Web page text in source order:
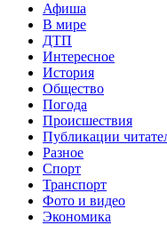
Афиша
В мире
ДТП
Интересное
История
Общество
Погода
Происшествия
Публикации
Разное
Спорт
Транспорт
Фото и видео
Экономика